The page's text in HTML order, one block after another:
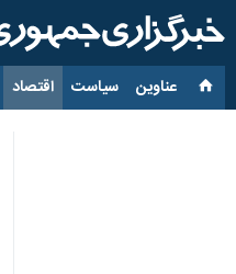
عناوین‌ سیاست اقتصاد